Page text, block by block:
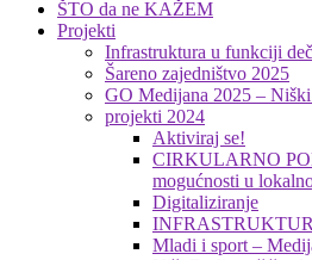
ŠTO da ne KAŽEM
Projekti
Infrastruktura u funkciji
Šareno zajedništvo 2025
GO Medijana 2025 –
projekti 2024
Aktiviraj se!
CIRKULARNO
mogućnosti u
Digitaliziranje
Mladi i sport –